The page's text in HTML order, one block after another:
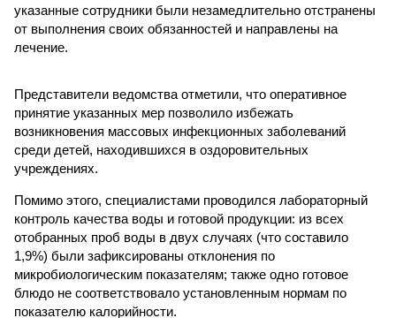
указанные сотрудники были незамедлительно отстранены
от выполнения своих обязанностей и направлены на
лечение.
Представители ведомства отметили, что оперативное
принятие указанных мер позволило избежать
возникновения массовых инфекционных заболеваний
среди детей, находившихся в оздоровительных
учреждениях.
Помимо этого, специалистами проводился лабораторный
контроль качества воды и готовой продукции: из всех
отобранных проб воды в двух случаях (что составило
1,9%) были зафиксированы отклонения по
микробиологическим показателям; также одно готовое
блюдо не соответствовало установленным нормам по
показателю калорийности.